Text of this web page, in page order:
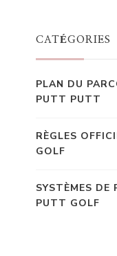
CATÉGORIES
PLAN DU
PUTT PUTT
RÈGLES
GOLF
SYSTÈMES DE
PUTT GOLF